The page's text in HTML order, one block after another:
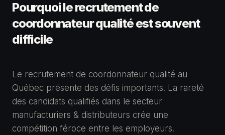
Pourquoi le recrutement de
coordonnateur qualité est souvent
difficile
Le recrutement de coordonnateur qualité au
Québec présente des défis importants. La rareté
des candidats qualifiés dans le secteur
manufacturiers & distributeurs crée une
compétition féroce entre les employeurs.